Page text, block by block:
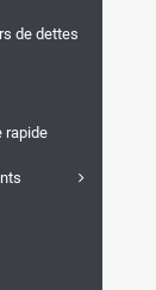
de dettes
rapide